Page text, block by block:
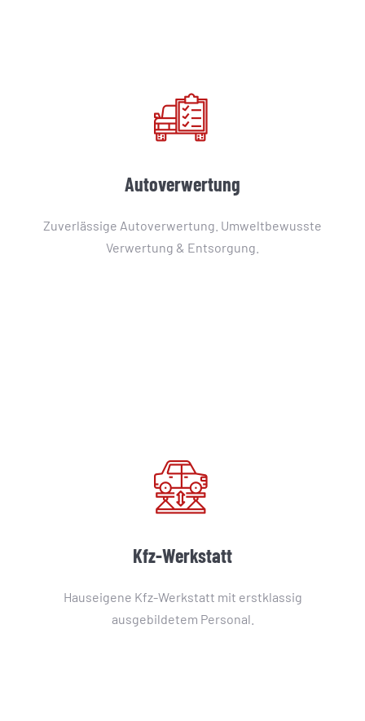
Autoverwertung
Zuverlässige Autoverwertung. Umweltbewusste
Verwertung & Entsorgung.
Kfz-Werkstatt
Hauseigene Kfz-Werkstatt mit erstklassig
ausgebildetem Personal.